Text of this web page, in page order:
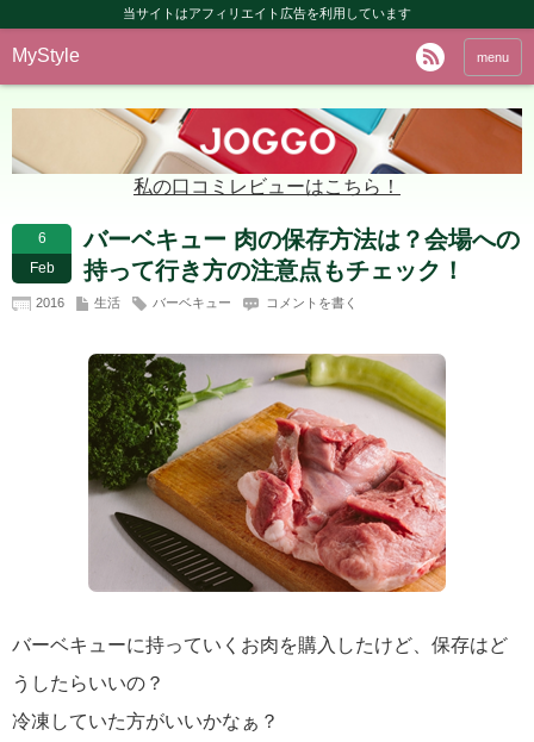
当サイトはアフィリエイト広告を利用しています
MyStyle menu
私の口コミレビューはこちら！
6
Feb
バーベキュー 肉の保存方法は？会場への
持って行き方の注意点もチェック！
2016 生活 バーベキュー コメントを書く
バーベキューに持っていくお肉を購入したけど、保存はど
うしたらいいの？
冷凍していた方がいいかなぁ？